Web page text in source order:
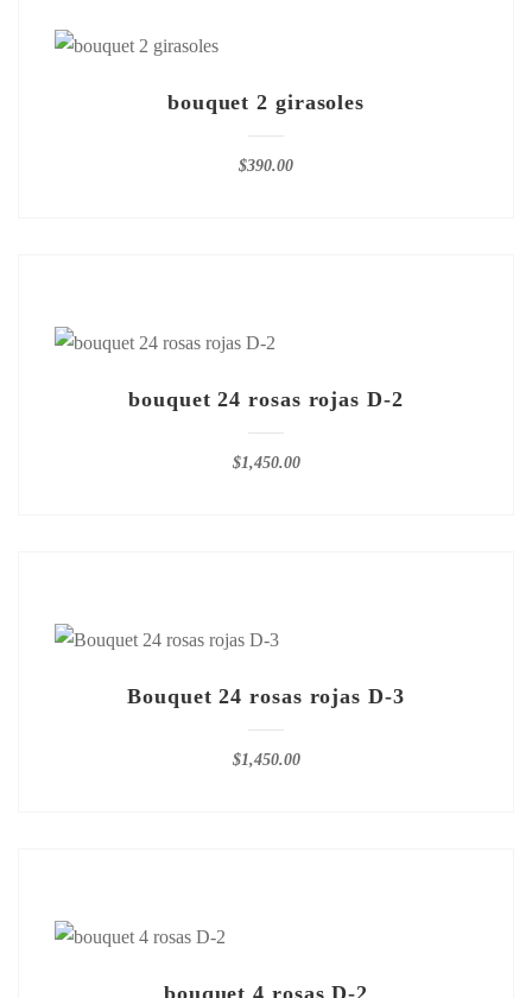
bouquet 2 girasoles
$390.00
bouquet 24 rosas rojas D-2
$1,450.00
Bouquet 24 rosas rojas D-3
$1,450.00
bouquet 4 rosas D-2